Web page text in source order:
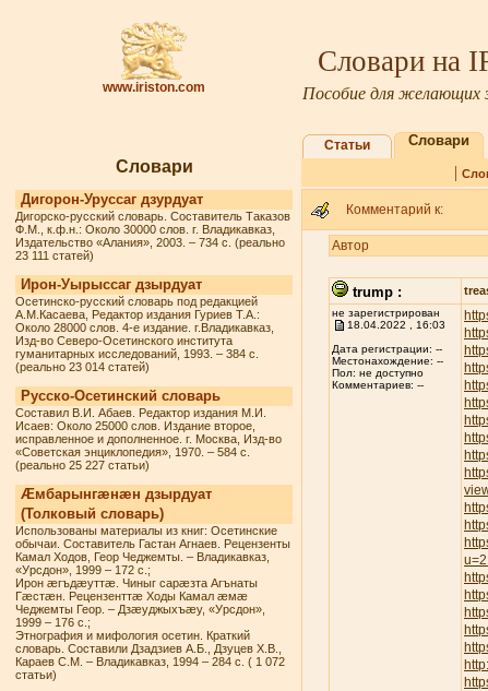
www.iriston.com
Словари на
Пособие для желающих
Словари
Дигорон-Уруссаг дзурдуат
Дигорско-русский словарь. Составитель Таказов
Ф.М., к.ф.н.: Около 30000 слов. г. Владикавказ,
Издательство «Алания», 2003. – 734 с. (реально
23 111 статей)
Ирон-Уырыссаг дзырдуат
Осетинско-русский словарь под редакцией
А.М.Касаева, Редактор издания Гуриев Т.А.:
Около 28000 слов. 4-е издание. г.Владикавказ,
Изд-во Северо-Осетинского института
гуманитарных исследований, 1993. – 384 с.
(реально 23 014 статей)
Русско-Осетинский словарь
Составил В.И. Абаев. Редактор издания М.И.
Исаев: Около 25000 слов. Издание второе,
исправленное и дополненное. г. Москва, Изд-во
«Советская энциклопедия», 1970. – 584 с.
(реально 25 227 статьи)
Æмбарынгæнæн дзырдуат
(Толковый словарь)
Использованы материалы из книг: Осетинские
обычаи. Составитель Гастан Агнаев. Рецензенты
Камал Ходов, Геор Чеджемты. – Владикавказ,
«Урсдон», 1999 – 172 с.;
Ирон æгъдæуттæ. Чиныг сарæзта Агънаты
Гæстæн. Рецензенттæ Ходы Камал æмæ
Чеджемты Геор. – Дзæуджыхъæу, «Урсдон»,
1999 – 176 с.;
Этнография и мифология осетин. Краткий
словарь. Составили Дзадзиев А.Б., Дзуцев Х.В.,
Караев С.М. – Владикавказ, 1994 – 284 с. ( 1 072
статьи)
Статьи Словари
|
Комментарий к:
Автор
trump :
не зарегистрирован
18.04.2022 , 16:03
Дата регистрации: --
Местонахождение: --
Пол: не доступно
Комментариев: --